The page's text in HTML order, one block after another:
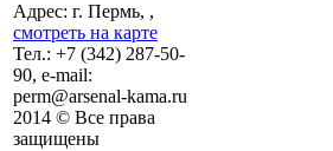
Адрес: г. Пермь, ,
смотреть на карте
Тел.: +7 (342) 287-50-
90, e-mail:
perm@arsenal-kama.ru
2014 © Все права
защищены